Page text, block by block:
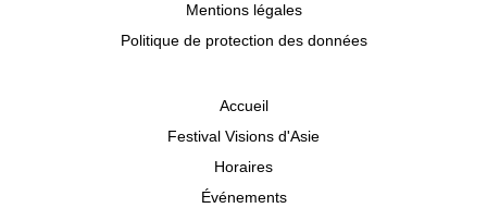
Mentions légales
Politique de protection des données
Accueil
Festival Visions d'Asie
Horaires
Événements